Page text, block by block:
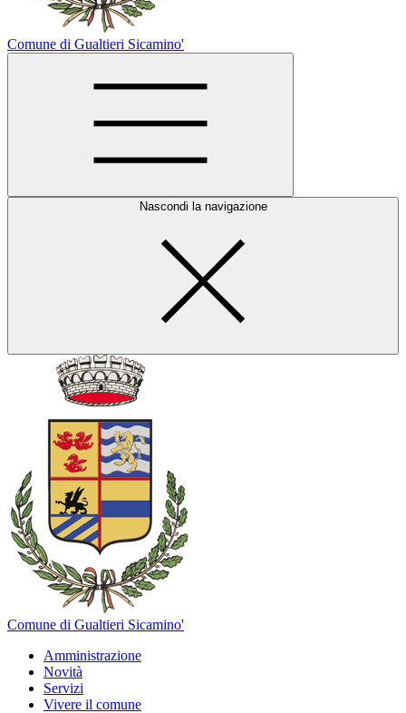
Comune di Gualtieri Sicamino'
Nascondi la navigazione
Comune di Gualtieri Sicamino'
Amministrazione
Novità
Servizi
Vivere il comune